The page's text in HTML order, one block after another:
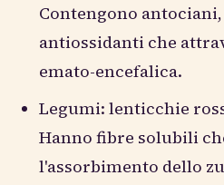
Contengono
antiossidanti che
emato-encefalica.
Legumi: lenticchie
Hanno fibre solubili
l'assorbimento dello